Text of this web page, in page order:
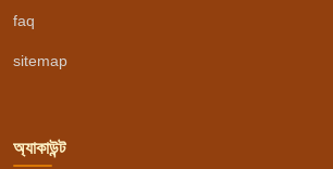
faq
sitemap
অ্যাকাউন্ট